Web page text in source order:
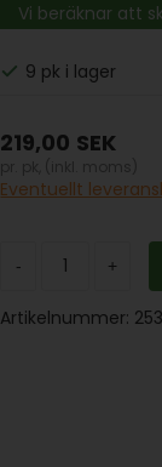
9 pk i lager
Vi beräknar att
219,00 SEK
Eventuellt
- +
Artikelnummer: